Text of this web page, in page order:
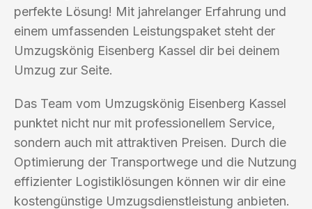
perfekte Lösung! Mit jahrelanger Erfahrung und
einem umfassenden Leistungspaket steht der
Umzugskönig Eisenberg Kassel dir bei deinem
Umzug zur Seite.
Das Team vom Umzugskönig Eisenberg Kassel
punktet nicht nur mit professionellem Service,
sondern auch mit attraktiven Preisen. Durch die
Optimierung der Transportwege und die Nutzung
effizienter Logistiklösungen können wir dir eine
kostengünstige Umzugsdienstleistung anbieten.